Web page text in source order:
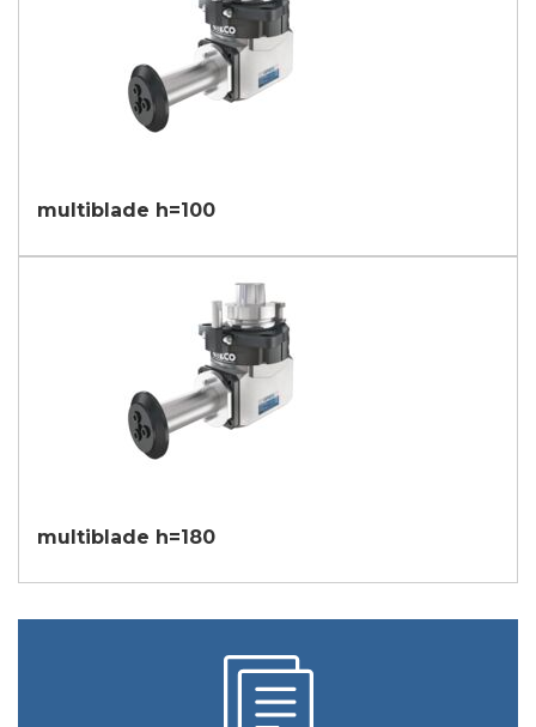
multiblade h=100
multiblade h=180